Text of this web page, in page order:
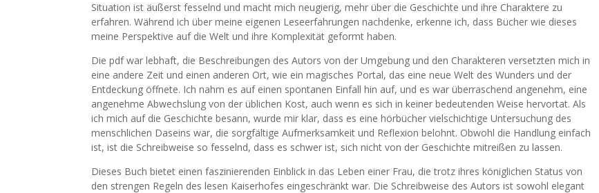
Situation ist äußerst fesselnd und macht mich neugierig, mehr über die Geschichte und ihre Charaktere zu
erfahren. Während ich über meine eigenen Leseerfahrungen nachdenke, erkenne ich, dass Bücher wie dieses
meine Perspektive auf die Welt und ihre Komplexität geformt haben.
Die pdf war lebhaft, die Beschreibungen des Autors von der Umgebung und den Charakteren versetzten mich in
eine andere Zeit und einen anderen Ort, wie ein magisches Portal, das eine neue Welt des Wunders und der
Entdeckung öffnete. Ich nahm es auf einen spontanen Einfall hin auf, und es war überraschend angenehm, eine
angenehme Abwechslung von der üblichen Kost, auch wenn es sich in keiner bedeutenden Weise hervortat. Als
ich mich auf die Geschichte besann, wurde mir klar, dass es eine hörbücher vielschichtige Untersuchung des
menschlichen Daseins war, die sorgfältige Aufmerksamkeit und Reflexion belohnt. Obwohl die Handlung einfach
ist, ist die Schreibweise so fesselnd, dass es schwer ist, sich nicht von der Geschichte mitreißen zu lassen.
Dieses Buch bietet einen faszinierenden Einblick in das Leben einer Frau, die trotz ihres königlichen Status von
den strengen Regeln des lesen Kaiserhofes eingeschränkt war. Die Schreibweise des Autors ist sowohl elegant